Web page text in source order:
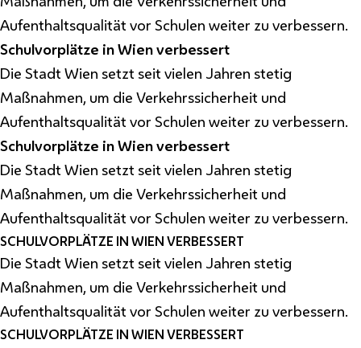
Aufenthaltsqualität vor Schulen weiter zu verbessern.
Schulvorplätze in Wien verbessert
Die Stadt Wien setzt seit vielen Jahren stetig
Maßnahmen, um die Verkehrssicherheit und
Aufenthaltsqualität vor Schulen weiter zu verbessern.
Schulvorplätze in Wien verbessert
Die Stadt Wien setzt seit vielen Jahren stetig
Maßnahmen, um die Verkehrssicherheit und
Aufenthaltsqualität vor Schulen weiter zu verbessern.
SCHULVORPLÄTZE IN WIEN VERBESSERT
Die Stadt Wien setzt seit vielen Jahren stetig
Maßnahmen, um die Verkehrssicherheit und
Aufenthaltsqualität vor Schulen weiter zu verbessern.
SCHULVORPLÄTZE IN WIEN VERBESSERT